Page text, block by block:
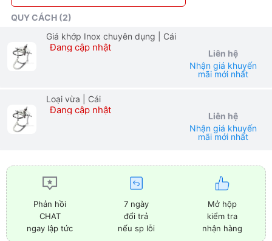
QUY CÁCH (2)
Giá khớp Inox chuyên dụng
| Cái
Đang cập nhật
Liên hệ
Nhận giá khuyến
mãi mới nhất
Loại vừa | Cái
Đang cập nhật
Liên hệ
Nhận giá khuyến
mãi mới nhất
Phản hồi
CHAT
ngay lập tức
7 ngày
đổi trả
nếu sp lỗi
Mở hộp
kiểm tra
nhận hàng